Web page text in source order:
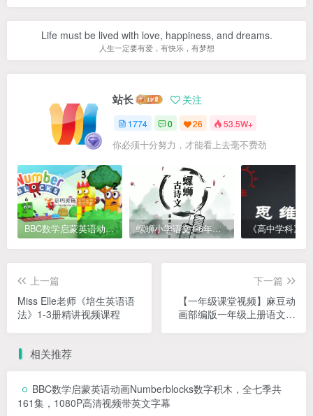
Life must be lived with love, happiness, and dreams.
人生一定要有爱，有快乐，有梦想
站长 关注
1774 0 26 53.5W+
你必须十分努力，才能看上去毫不费劲
BBC数学启蒙英语动画Numberblocks数字积木，全七季共161集，1080P高清视频带英文字幕 螺蛳小学语文1-6年级《小学古诗文》课程视频
上一篇
Miss Elle老师《培生英语语
法》1-3册精讲视频课程
下一篇
【一年级课堂视频】麻豆动
画部编版一年级上册语文，
相关推荐
BBC数学启蒙英语动画Numberblocks数字积木，全七季共
161集，1080P高清视频带英文字幕